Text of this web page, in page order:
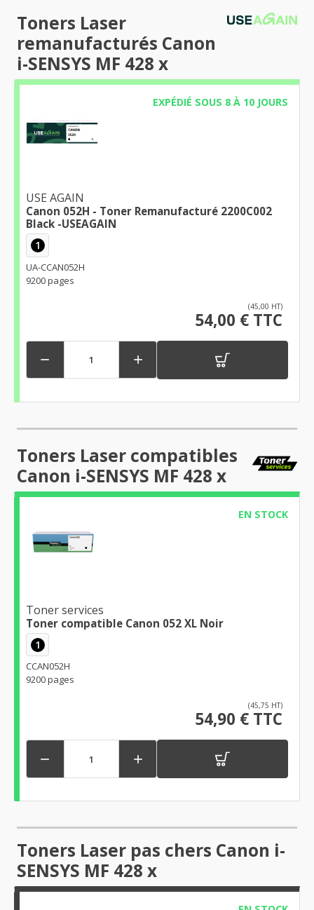
Toners Laser
remanufacturés Canon
i-SENSYS MF 428 x
EXPÉDIÉ SOUS 8 À 10 JOURS
USE AGAIN
Canon 052H - Toner Remanufacturé 2200C002
Black -USEAGAIN
1
UA-CCAN052H
9200 pages
(45,00 HT)
54,00 € TTC
 
Toners Laser compatibles
Canon i-SENSYS MF 428 x
EN STOCK
Toner services
Toner compatible Canon 052 XL Noir
1
CCAN052H
9200 pages
(45,75 HT)
54,90 € TTC
 
Toners Laser pas chers Canon i-
SENSYS MF 428 x